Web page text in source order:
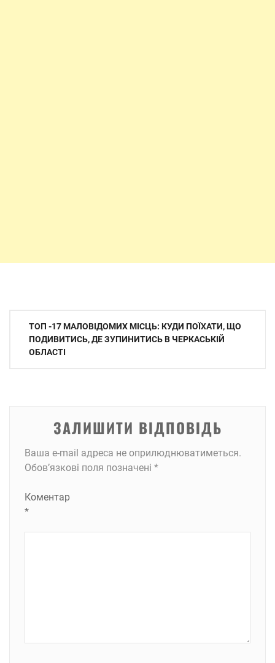
Навігація
записів
ТОП -17 МАЛОВІДОМИХ МІСЦЬ: КУДИ ПОЇХАТИ, ЩО
ПОДИВИТИСЬ, ДЕ ЗУПИНИТИСЬ В ЧЕРКАСЬКІЙ
ОБЛАСТІ
ЗАЛИШИТИ ВІДПОВІДЬ
Ваша e-mail адреса не оприлюднюватиметься.
Обов’язкові поля позначені *
Коментар
*